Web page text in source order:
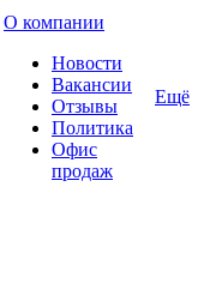
О компании
Новости
Вакансии
Отзывы
Политика
Офис
продаж
Ещё